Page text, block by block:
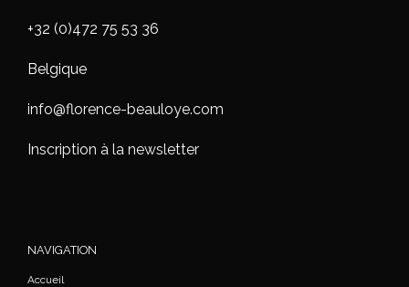
+32 (0)472 75 53 36
Belgique
info@florence-beauloye.com
Inscription à la newsletter
NAVIGATION
Accueil